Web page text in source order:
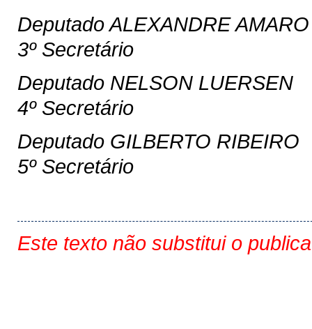
Deputado ALEXANDRE AMARO
3º Secretário
Deputado NELSON LUERSEN
4º Secretário
Deputado GILBERTO RIBEIRO
5º Secretário
Este texto não substitui o